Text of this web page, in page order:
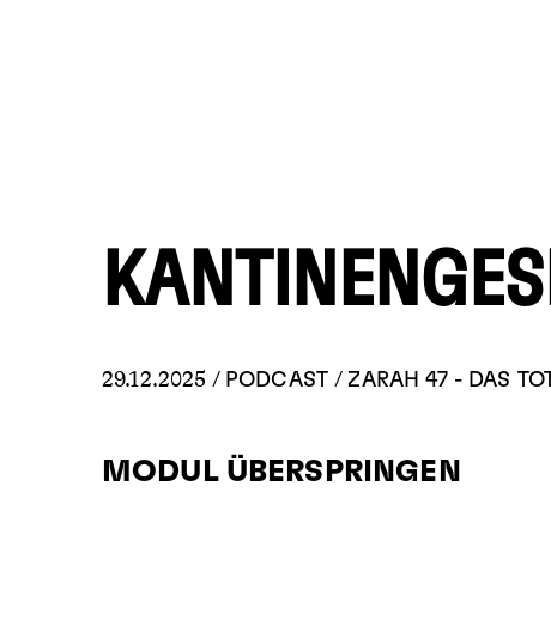
29.12.2025 / PODCAST/ZARAH 47 - DAS
MODUL ÜBERSPRINGEN